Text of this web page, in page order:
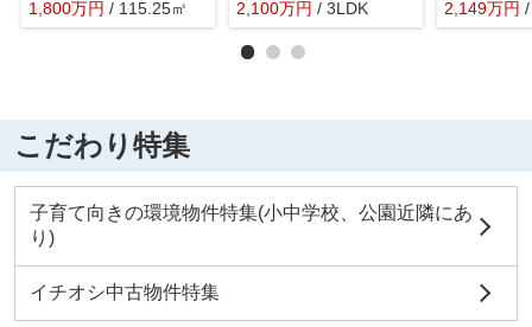
1,800万円 / 115.25㎡
2,100万円 / 3LDK 2,149万円
こだわり特集
子育て向きの環境物件特集(小中学校、公園近隣にあ
り)
イチオシ中古物件特集